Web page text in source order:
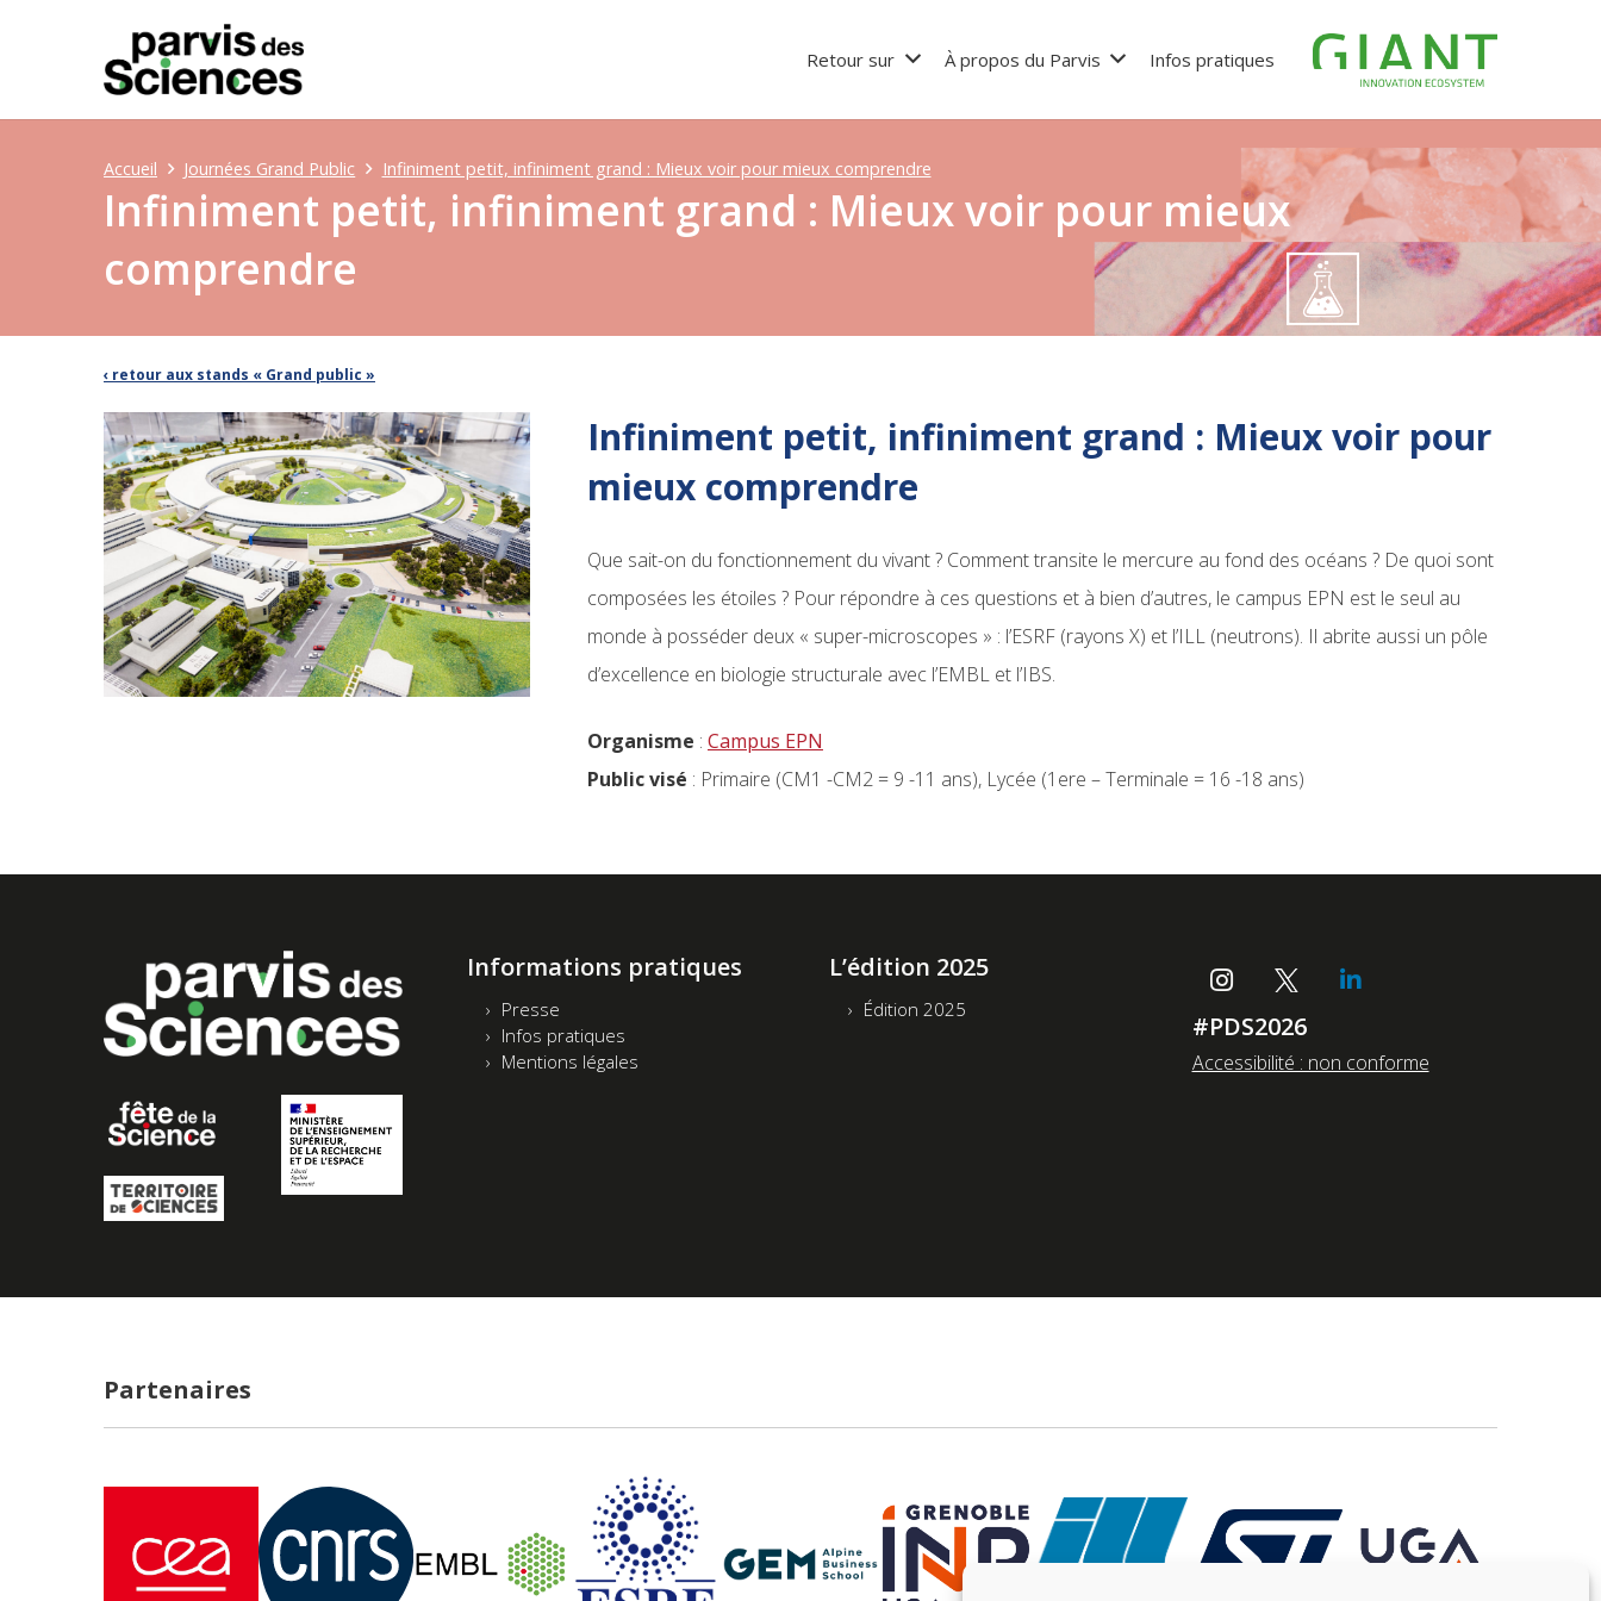
Retour sur À propos du Parvis Infos pratiques
Infiniment petit, infiniment grand : Mieux voir pour mieux
comprendre
Accueil Journées Grand Public Infiniment petit, infiniment grand : Mieux voir pour mieux comprendre
‹ retour aux stands « Grand public »
Infiniment petit, infiniment grand : Mieux voir pour
mieux comprendre
Que sait-on du fonctionnement du vivant ? Comment transite le mercure au fond des océans ? De quoi sont
composées les étoiles ? Pour répondre à ces questions et à bien d’autres, le campus EPN est le seul au
monde à posséder deux « super-microscopes » : l’ESRF (rayons X) et l’ILL (neutrons). Il abrite aussi un pôle
d’excellence en biologie structurale avec l’EMBL et l’IBS.
Organisme : Campus EPN
Public visé : Primaire (CM1 -CM2 = 9 -11 ans), Lycée (1ere – Terminale = 16 -18 ans)
Informations pratiques
Presse
Infos pratiques
Mentions légales
L’édition 2025
Édition 2025
#PDS2026
Accessibilité : non conforme
Partenaires